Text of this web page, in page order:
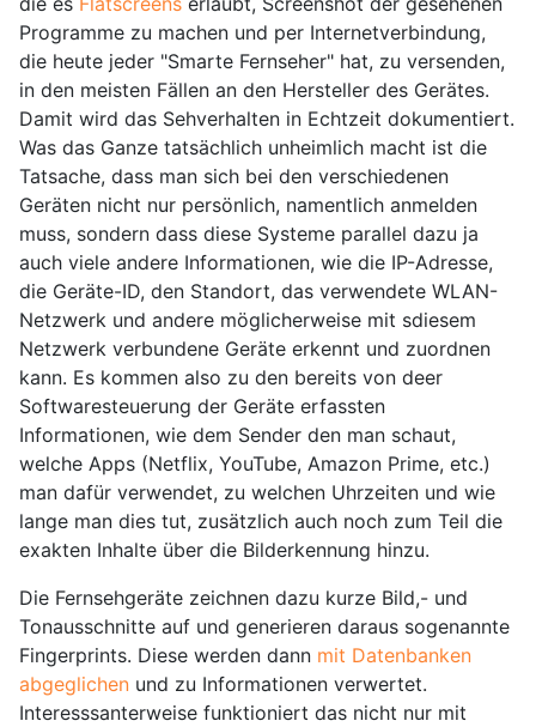
Programme zu machen und per Internetverbindung,
die heute jeder "Smarte Fernseher" hat, zu versenden,
in den meisten Fällen an den Hersteller des Gerätes.
Damit wird das Sehverhalten in Echtzeit dokumentiert.
Was das Ganze tatsächlich unheimlich macht ist die
Tatsache, dass man sich bei den verschiedenen
Geräten nicht nur persönlich, namentlich anmelden
muss, sondern dass diese Systeme parallel dazu ja
auch viele andere Informationen, wie die IP-Adresse,
die Geräte-ID, den Standort, das verwendete WLAN-
Netzwerk und andere möglicherweise mit sdiesem
Netzwerk verbundene Geräte erkennt und zuordnen
kann. Es kommen also zu den bereits von deer
Softwaresteuerung der Geräte erfassten
Informationen, wie dem Sender den man schaut,
welche Apps (Netflix, YouTube, Amazon Prime, etc.)
man dafür verwendet, zu welchen Uhrzeiten und wie
lange man dies tut, zusätzlich auch noch zum Teil die
exakten Inhalte über die Bilderkennung hinzu.
Die Fernsehgeräte zeichnen dazu kurze Bild,- und
Tonausschnitte auf und generieren daraus sogenannte
Fingerprints. Diese werden dann mit Datenbanken
abgeglichen und zu Informationen verwertet.
Interesssanterweise funktioniert das nicht nur mit